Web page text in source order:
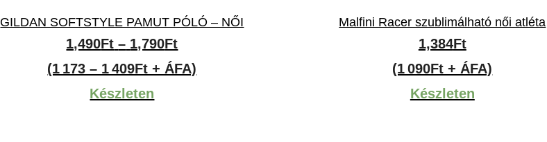
GILDAN SOFTSTYLE PAMUT PÓLÓ – NŐI
1,490Ft – 1,790FtÁrtartomány:
1,490Ft
(1 173 – 1 409Ft + ÁFA)
Készleten
Malfini Racer szublimálható női atléta
1,384Ft
(1 090Ft + ÁFA)
Készleten